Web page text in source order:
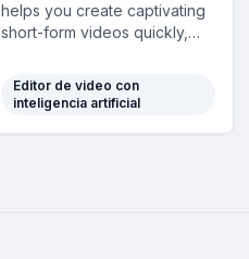
helps you create captivating
short-form videos quickly,
premium B-Rolls, and
automated edits.
Editor de video con
inteligencia artificial